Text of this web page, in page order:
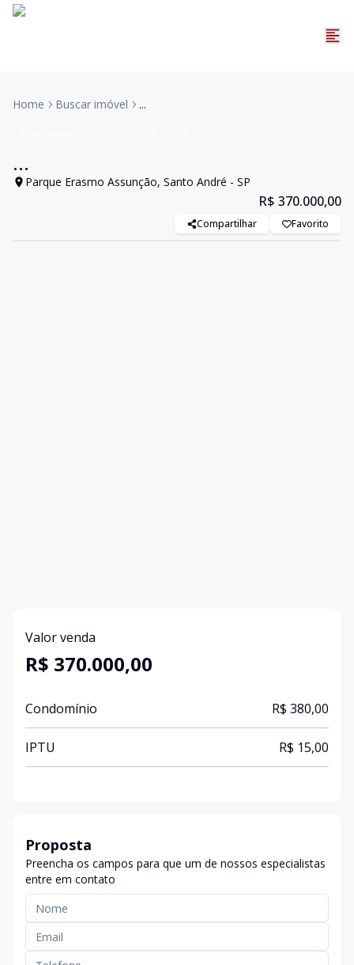
Home Buscar imóvel ...
...
Parque Erasmo Assunção, Santo André - SP
R$ 370.000,00
Compartilhar Favorito
Valor venda
R$ 370.000,00
Condomínio R$ 380,00
IPTU R$ 15,00
Proposta
Preencha os campos para que um de nossos especialistas
entre em contato